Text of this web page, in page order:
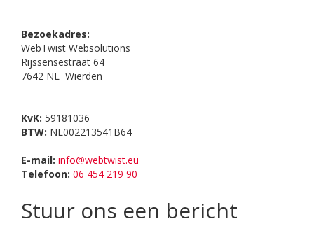
Bezoekadres:
WebTwist Websolutions
Rijssensestraat 64
7642 NL Wierden
KvK: 59181036
BTW: NL002213541B64
E-mail: info@webtwist.eu
Telefoon: 06 454 219 90
Stuur ons een bericht